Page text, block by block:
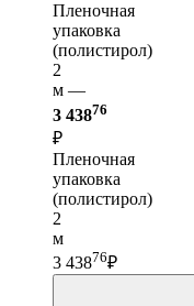
Пленочная
упаковка
(полистирол)
2
м —
3 43876
₽
Пленочная
упаковка
(полистирол)
2
м
3 43876₽